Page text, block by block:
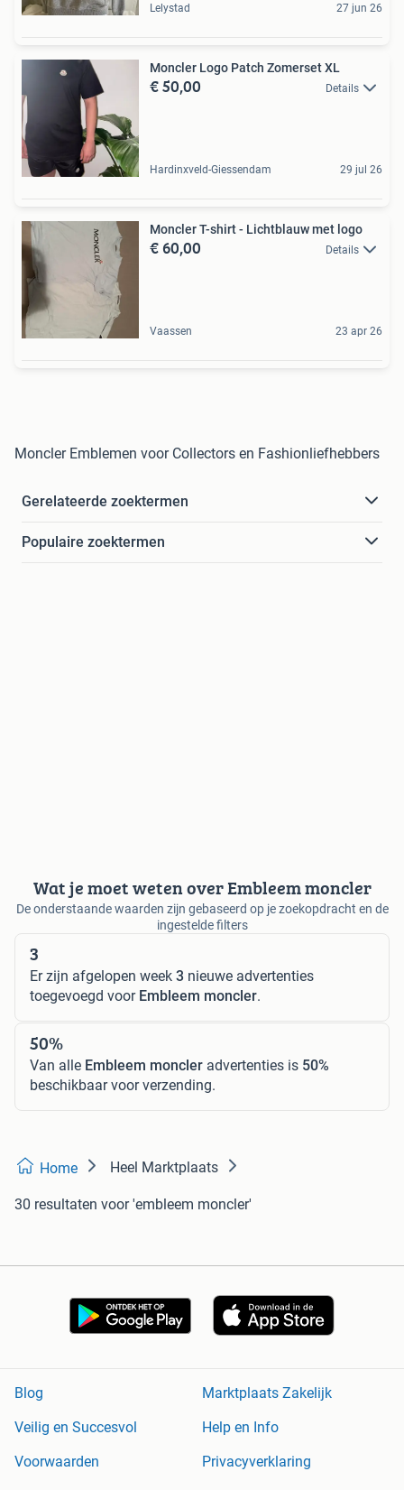
Lelystad 27 jun 26
Moncler Logo Patch Zomerset XL
€ 50,00 Details
Hardinxveld-Giessendam 29 jul 26
Moncler T-shirt - Lichtblauw met logo
€ 60,00 Details
Vaassen 23 apr 26
Moncler Emblemen voor Collectors en Fashionliefhebbers
Gerelateerde zoektermen
Populaire zoektermen
Wat je moet weten over Embleem moncler
De onderstaande waarden zijn gebaseerd op je zoekopdracht en de
ingestelde filters
3
Er zijn afgelopen week 3 nieuwe advertenties
toegevoegd voor Embleem moncler.
50%
Van alle Embleem moncler advertenties is 50%
beschikbaar voor verzending.
Home Heel Marktplaats
30 resultaten voor 'embleem moncler'
Blog
Marktplaats Zakelijk
Veilig en Succesvol
Help en Info
Voorwaarden
Privacyverklaring